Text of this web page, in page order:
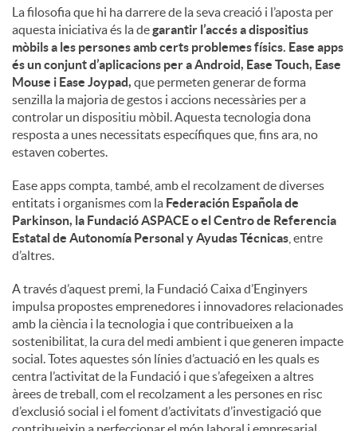
La filosofia que hi ha darrere de la seva creació i l’aposta per
aquesta iniciativa és la degarantir l’accés a dispositius
mòbils a les persones amb certs problemes físics. Ease apps
és un conjunt d’aplicacions per a Android, Ease Touch, Ease
Mouse i Ease Joypad, que permeten generar de forma
senzilla la majoria de gestos i accions necessàries per a
controlar un dispositiu mòbil. Aquesta tecnologia dona
resposta a unes necessitats específiques que, fins ara, no
estaven cobertes.
Ease apps compta, també, amb el recolzament de diverses
entitats i organismes com la Federación Española de
Parkinson, la Fundació ASPACE o el Centro de Referencia
Estatal de Autonomía Personal y Ayudas Técnicas , entre
d’altres.
A través d’aquest premi, la Fundació Caixa d’Enginyers
impulsa propostes emprenedores i innovadores relacionades
amb la ciència i la tecnologia i que contribueixen a la
sostenibilitat, la cura del medi ambient i que generen impacte
social. Totes aquestes són línies d’actuació en les quals es
centra l’activitat de la Fundació i que s’afegeixen a altres
àrees de treball, com el recolzament a les persones en risc
d’exclusió social i el foment d’activitats d’investigació que